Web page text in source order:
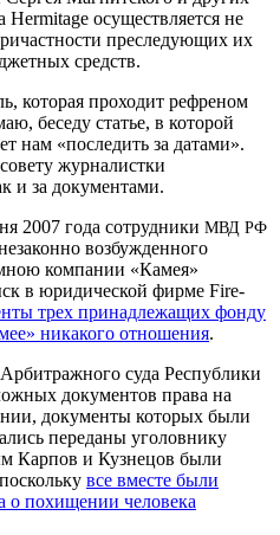
осуществляется не
преследующих их
средств.
которая проходит рефреном
беседу статье, в которой
нам «последить за датами».
журналистки
и за документами.
2007 года сотрудники МВД РФ
возбужденного
компании «Камея»
в юридической фирме Fire­
трех принадлежащих фонду
никакого отношения.
суда Республики
документов права на
документы которых были
переданы уголовнику
Карпов и Кузнецов были
все вместе были
о похищении человека